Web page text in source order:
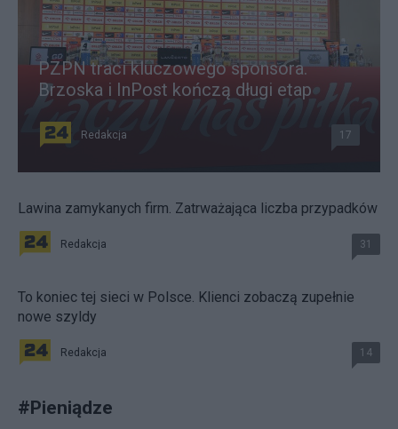
PZPN traci kluczowego sponsora.
Brzoska i InPost kończą długi etap
Redakcja 17
Lawina zamykanych firm. Zatrważająca liczba przypadków
Redakcja 31
To koniec tej sieci w Polsce. Klienci zobaczą zupełnie
nowe szyldy
Redakcja 14
#Pieniądze